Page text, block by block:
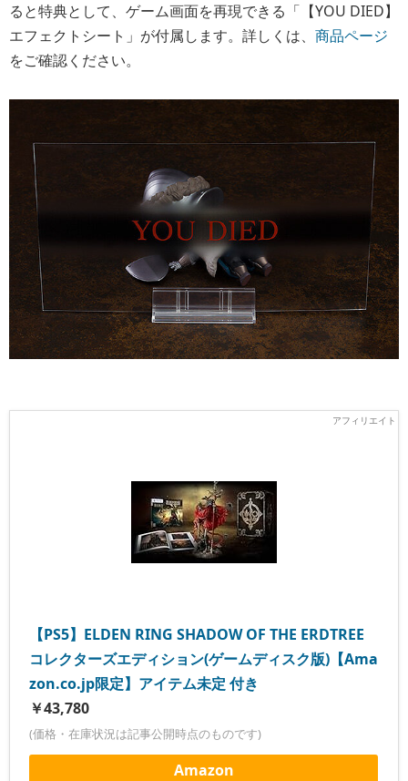
ると特典として、ゲーム画面を再現できる「【YOU DIED】
エフェクトシート」が付属します。詳しくは、 商品ページ
をご確認ください。
【PS5】ELDEN RING SHADOW OF THE ERDTREE
コレクターズエディション(ゲームディスク版)【Ama
zon.co.jp限定】アイテム未定 付き
￥43,780
(価格・在庫状況は記事公開時点のものです)
Amazon